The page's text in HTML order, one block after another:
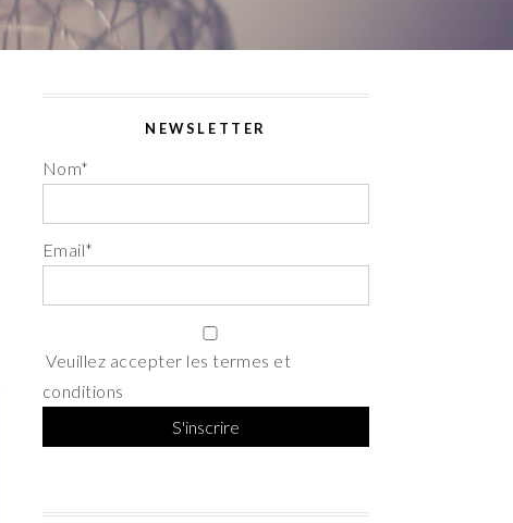
NEWSLETTER
Nom*
Email*
Veuillez accepter les termes et
conditions